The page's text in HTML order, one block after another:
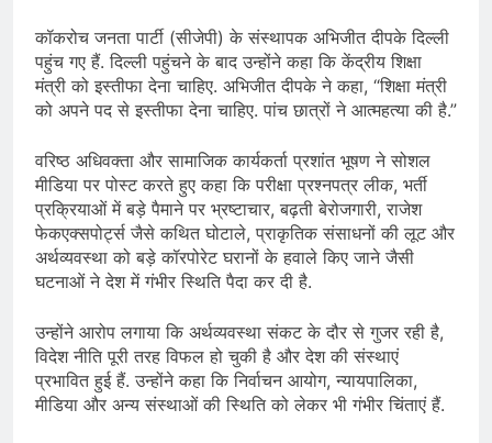
कॉकरोच जनता पार्टी (सीजेपी) के संस्थापक अभिजीत दीपके दिल्ली
पहुंच गए हैं. दिल्ली पहुंचने के बाद उन्होंने कहा कि केंद्रीय शिक्षा
मंत्री को इस्तीफा देना चाहिए. अभिजीत दीपके ने कहा, “शिक्षा मंत्री
को अपने पद से इस्तीफा देना चाहिए. पांच छात्रों ने आत्महत्या की है.”
वरिष्ठ अधिवक्ता और सामाजिक कार्यकर्ता प्रशांत भूषण ने सोशल
मीडिया पर पोस्ट करते हुए कहा कि परीक्षा प्रश्नपत्र लीक, भर्ती
प्रक्रियाओं में बड़े पैमाने पर भ्रष्टाचार, बढ़ती बेरोजगारी, राजेश
फेकएक्सपोर्ट्स जैसे कथित घोटाले, प्राकृतिक संसाधनों की लूट और
अर्थव्यवस्था को बड़े कॉरपोरेट घरानों के हवाले किए जाने जैसी
घटनाओं ने देश में गंभीर स्थिति पैदा कर दी है.
उन्होंने आरोप लगाया कि अर्थव्यवस्था संकट के दौर से गुजर रही है,
विदेश नीति पूरी तरह विफल हो चुकी है और देश की संस्थाएं
प्रभावित हुई हैं. उन्होंने कहा कि निर्वाचन आयोग, न्यायपालिका,
मीडिया और अन्य संस्थाओं की स्थिति को लेकर भी गंभीर चिंताएं हैं.